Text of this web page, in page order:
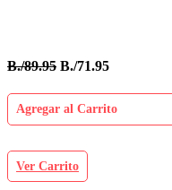
B./89.95 B./71.95
Agregar al Carrito
Ver Carrito